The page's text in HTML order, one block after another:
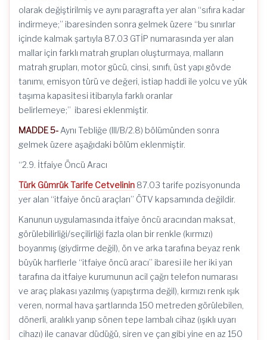
olarak değiştirilmiş ve aynı paragrafta yer alan “sıfıra kadar
indirmeye;” ibaresinden sonra gelmek üzere “bu sınırlar
içinde kalmak şartıyla 87.03 GTİP numarasında yer alan
mallar için farklı matrah grupları oluşturmaya, malların
matrah grupları, motor gücü, cinsi, sınıfı, üst yapı gövde
tanımı, emisyon türü ve değeri, istiap haddi ile yolcu ve yük
taşıma kapasitesi itibarıyla farklı oranlar
belirlemeye;” ibaresi eklenmiştir.
MADDE 5- Aynı Tebliğe (III/B/2.8) bölümünden sonra
gelmek üzere aşağıdaki bölüm eklenmiştir.
“2.9. İtfaiye Öncü Aracı
Türk Gümrük Tarife Cetvelinin 87.03 tarife pozisyonunda
yer alan “itfaiye öncü araçları” ÖTV kapsamında değildir.
Kanunun uygulamasında itfaiye öncü aracından maksat,
görülebilirliği/seçilirliği fazla olan bir renkle (kırmızı)
boyanmış (giydirme değil), ön ve arka tarafına beyaz renk
büyük harflerle “itfaiye öncü aracı” ibaresi ile her iki yan
tarafına da itfaiye kurumunun acil çağrı telefon numarası
ve araç plakası yazılmış (yapıştırma değil), kırmızı renk ışık
veren, normal hava şartlarında 150 metreden görülebilen,
dönerli, aralıklı yanıp sönen tepe lambalı cihaz (ışıklı uyarı
cihazı) ile canavar düdüğü, siren ve çan gibi yine en az 150